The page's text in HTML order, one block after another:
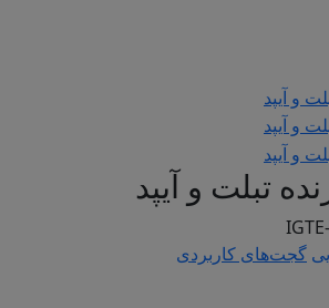
تبلت و آیپد
گجت‌های کاربردی